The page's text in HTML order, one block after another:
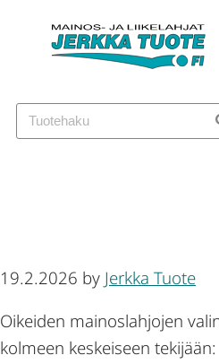
19.2.2026 by Jerkka Tuote
Oikeiden mainoslahjojen
kolmeen keskeiseen